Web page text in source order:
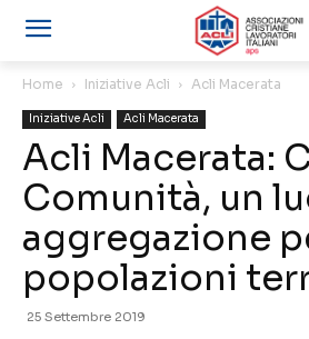
Home Iniziative Acli Acli Macerata
Iniziative Acli Acli Macerata
Acli Macerata:
Comunità, un
aggregazione
popolazioni
25 Settembre 2019